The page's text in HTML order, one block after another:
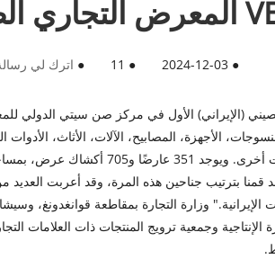
●
2024-12-03
●
11
● اترك لي
الأجهزة، المصابيح، الآلات، الأثاث،
قمنا بترتيب جناحين هذه المرة، وقد أعربت
وزارة التجارة بمقاطعة قوانغدونغ،
وجمعية ترويج المنتجات ذات العلامات